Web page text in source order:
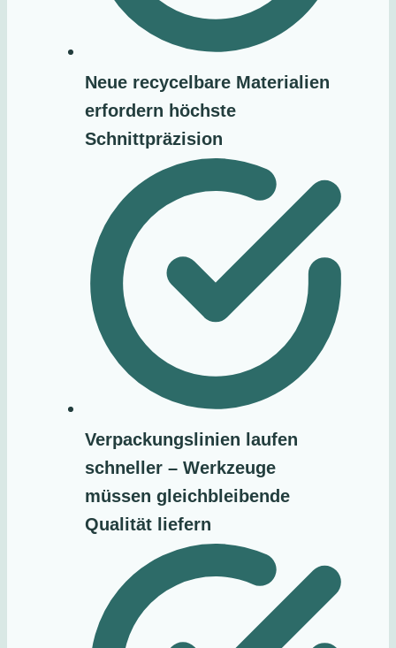
Neue recycelbare Materialien
erfordern höchste
Schnittpräzision
Verpackungslinien laufen
schneller – Werkzeuge
müssen gleichbleibende
Qualität liefern